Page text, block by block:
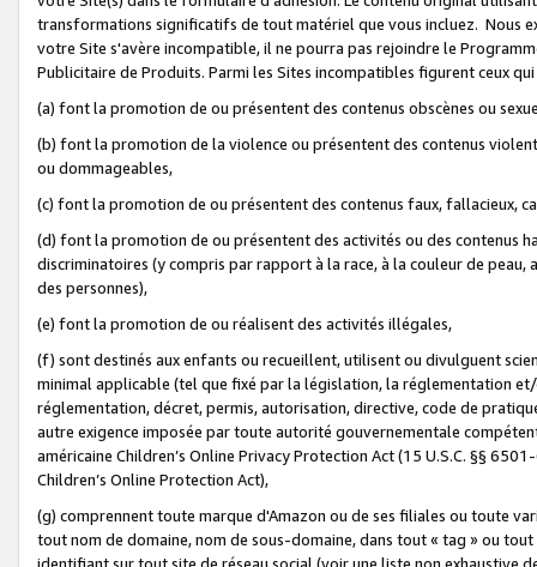
transformations significatifs de tout matériel que vous incluez. Nous
votre Site s'avère incompatible, il ne pourra pas rejoindre le
Publicitaire de Produits. Parmi les Sites incompatibles figurent ceux
(a) font la promotion de ou présentent des contenus obscènes ou
(b) font la promotion de la violence ou présentent des contenus
ou dommageables,
(c) font la promotion de ou présentent des contenus faux, fallacieux,
(d) font la promotion de ou présentent des activités ou des contenus
discriminatoires (y compris par rapport à la race, à la couleur de
des personnes),
(e) font la promotion de ou réalisent des activités illégales,
(f) sont destinés aux enfants ou recueillent, utilisent ou divulguent
minimal applicable (tel que fixé par la législation, la réglementation
réglementation, décret, permis, autorisation, directive, code de
autre exigence imposée par toute autorité gouvernementale
américaine Children’s Online Privacy Protection Act (15 U.S.C. §§
Children’s Online Protection Act),
(g) comprennent toute marque d'Amazon ou de ses filiales ou toute
tout nom de domaine, nom de sous-domaine, dans tout « tag » ou
identifiant sur tout site de réseau social (voir une liste non exhaustive